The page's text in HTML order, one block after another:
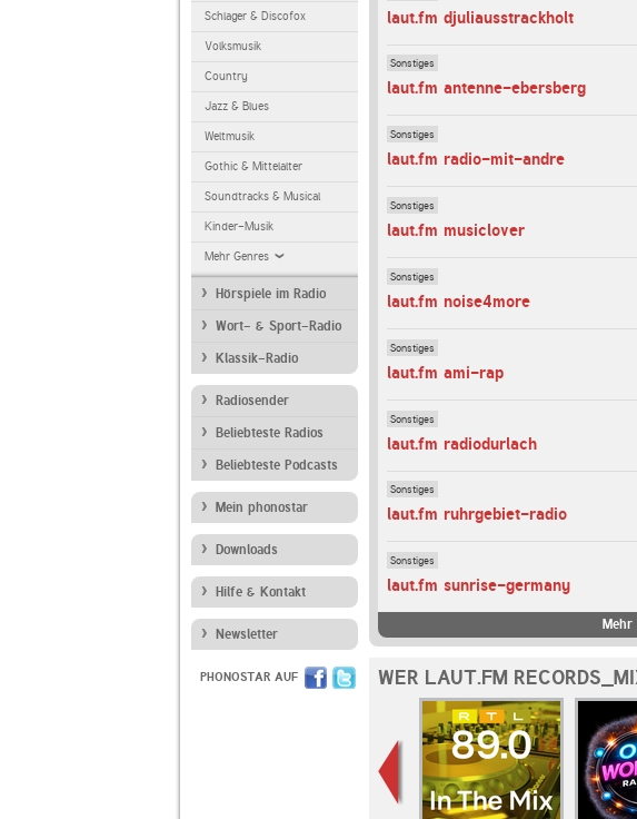
Schlager & Discofox
Volksmusik
Country
Jazz & Blues
Weltmusik
Gothic & Mittelalter
Soundtracks & Musical
Kinder-Musik
Mehr Genres
Hörspiele im Radio
Wort- & Sport-Radio
Klassik-Radio
Radiosender
Beliebteste Radios
Beliebteste Podcasts
Mein phonostar
Downloads
Hilfe & Kontakt
Newsletter
PHONOSTAR AUF
laut.fm djuliausstrackholt
Sonstiges
laut.fm antenne-ebersberg
Sonstiges
laut.fm radio-mit-andre
Sonstiges
laut.fm musiclover
Sonstiges
laut.fm noise4more
Sonstiges
laut.fm ami-rap
Sonstiges
laut.fm radiodurlach
Sonstiges
laut.fm ruhrgebiet-radio
Sonstiges
laut.fm sunrise-germany
WER LAUT.FM